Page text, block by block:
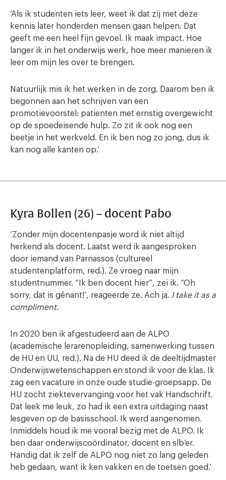
‘Als ik studenten iets leer, weet ik dat zij met deze
kennis later honderden mensen gaan helpen. Dat
geeft me een heel fijn gevoel. Ik maak impact. Hoe
langer ik in het onderwijs werk, hoe meer manieren ik
leer om mijn les over te brengen.
Natuurlijk mis ik het werken in de zorg. Daarom ben ik
begonnen aan het schrijven van een
promotievoorstel: patienten met ernstig overgewicht
op de spoedeisende hulp. Zo zit ik ook nog een
beetje in het werkveld. En ik ben nog zo jong, dus ik
kan nog alle kanten op.’
Kyra Bollen (26) – docent Pabo
‘Zonder mijn docentenpasje word ik niet altijd
herkend als docent. Laatst werd ik aangesproken
door iemand van Parnassos (cultureel
studentenplatform, red.). Ze vroeg naar mijn
studentnummer. “Ik ben docent hier”, zei ik. “Oh
sorry, dat is gênant!’, reageerde ze. Ach ja. I take it as a
compliment.
In 2020 ben ik afgestudeerd aan de ALPO
(academische lerarenopleiding, samenwerking tussen
de HU en UU, red.). Na de HU deed ik de deeltijdmaster
Onderwijswetenschappen en stond ik voor de klas. Ik
zag een vacature in onze oude studie-groepsapp. De
HU zocht ziektevervanging voor het vak Handschrift.
Dat leek me leuk, zo had ik een extra uitdaging naast
lesgeven op de basisschool. Ik werd aangenomen.
Inmiddels houd ik me vooral bezig met de ALPO. Ik
ben daar onderwijscoördinator, docent en slb’er.
Handig dat ik zelf de ALPO nog niet zo lang geleden
heb gedaan, want ik ken vakken en de toetsen goed.’